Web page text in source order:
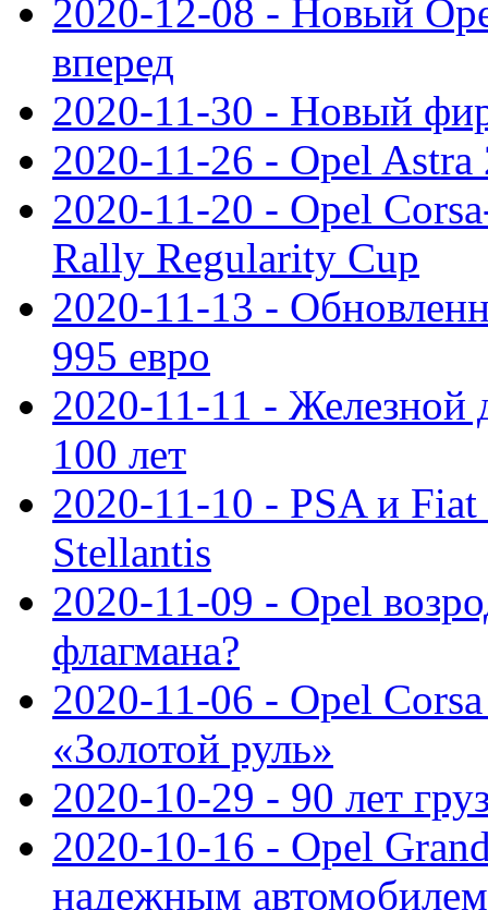
2020-12-08 - Новый
вперед
2020-11-30 - Новый
2020-11-26 - Opel Astra
2020-11-20 - Opel
Rally Regularity Cup
2020-11-13 -
995 евро
2020-11-11 - Железной
100 лет
2020-11-10 - PSA и Fiat
Stellantis
2020-11-09 - Opel
флагмана?
2020-11-06 - Opel
«Золотой руль»
2020-10-29 - 90 лет
2020-10-16 - Opel
надежным автомобилем